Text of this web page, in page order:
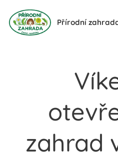
Přírodní
zahrad